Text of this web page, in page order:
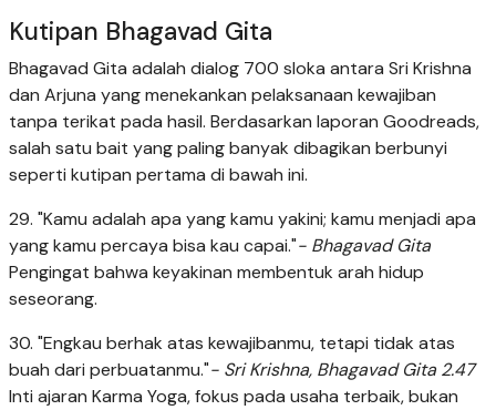
Kutipan Bhagavad Gita
Bhagavad Gita adalah dialog 700 sloka antara Sri Krishna
dan Arjuna yang menekankan pelaksanaan kewajiban
tanpa terikat pada hasil. Berdasarkan laporan Goodreads,
salah satu bait yang paling banyak dibagikan berbunyi
seperti kutipan pertama di bawah ini.
29. "Kamu adalah apa yang kamu yakini; kamu menjadi apa
yang kamu percaya bisa kau capai."- Bhagavad Gita
Pengingat bahwa keyakinan membentuk arah hidup
seseorang.
30. "Engkau berhak atas kewajibanmu, tetapi tidak atas
buah dari perbuatanmu."- Sri Krishna, Bhagavad Gita 2.47
Inti ajaran Karma Yoga, fokus pada usaha terbaik, bukan